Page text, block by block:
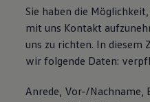
Sie haben die
mit uns Kontakt
uns zu richten. In diesem
wir folgende Daten:
Anrede, Vor-/Nachname,